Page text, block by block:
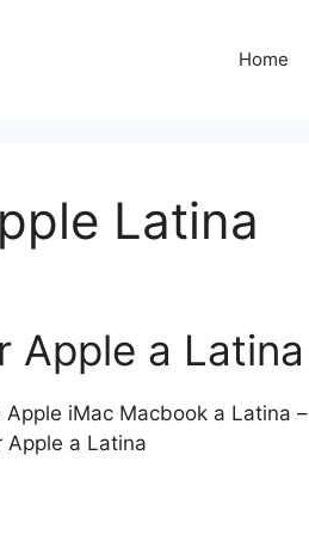
Home
Latina
Apple a Latina
iMac Macbook a Latina –
Apple a Latina